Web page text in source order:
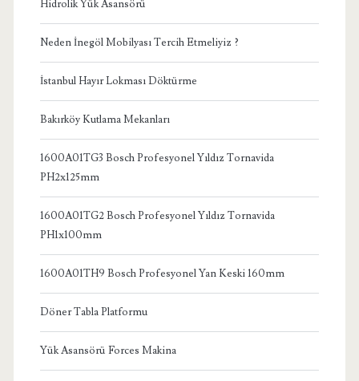
Hidrolik Yük Asansörü
Neden İnegöl Mobilyası Tercih Etmeliyiz ?
İstanbul Hayır Lokması Döktürme
Bakırköy Kutlama Mekanları
1600A01TG3 Bosch Profesyonel Yıldız Tornavida
PH2x125mm
1600A01TG2 Bosch Profesyonel Yıldız Tornavida
PH1x100mm
1600A01TH9 Bosch Profesyonel Yan Keski 160mm
Döner Tabla Platformu
Yük Asansörü Forces Makina